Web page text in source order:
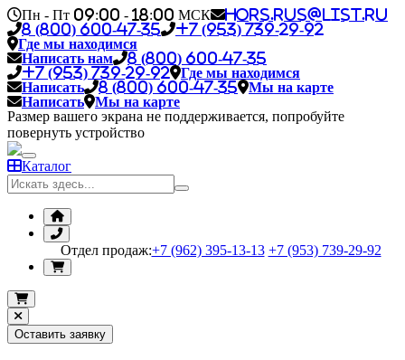
Пн - Пт 09:00 - 18:00 МСК
hors.rus@list.ru
8 (800) 600-47-35
+7 (953) 739-29-92
Где мы находимся
Написать нам
8 (800) 600-47-35
+7 (953) 739-29-92
Где мы находимся
Написать
8 (800) 600-47-35
Мы на карте
Написать
Мы на карте
Размер вашего экрана не поддерживается, попробуйте
повернуть устройство
Каталог
Отдел продаж:+7 (962) 395-13-13 +7 (953) 739-29-92
Оставить заявку